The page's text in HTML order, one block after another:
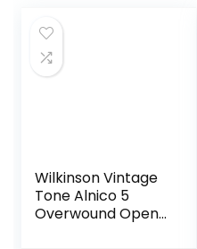
Wilkinson Vintage
Tone Alnico 5
Overwound Open